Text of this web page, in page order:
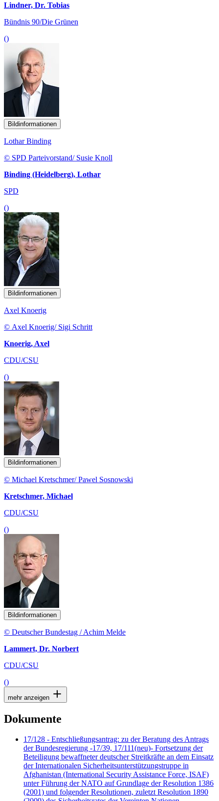
Lindner, Dr. Tobias
Bündnis 90/Die Grünen
()
Bildinformationen
Lothar Binding
© SPD Parteivorstand/ Susie Knoll
Binding (Heidelberg), Lothar
SPD
()
Bildinformationen
Axel Knoerig
© Axel Knoerig/ Sigi Schritt
Knoerig, Axel
CDU/CSU
()
Bildinformationen
© Michael Kretschmer/ Pawel Sosnowski
Kretschmer, Michael
CDU/CSU
()
Bildinformationen
© Deutscher Bundestag / Achim Melde
Lammert, Dr. Norbert
CDU/CSU
()
mehr anzeigen
Dokumente
17/128 - Entschließungsantrag: zu der Beratung des Antrags
der Bundesregierung -17/39, 17/111(neu)- Fortsetzung der
Beteiligung bewaffneter deutscher Streitkräfte an dem Einsatz
der Internationalen Sicherheitsunterstützungstruppe in
Afghanistan (International Security Assistance Force, ISAF)
unter Führung der NATO auf Grundlage der Resolution 1386
(2001) und folgender Resolutionen, zuletzt Resolution 1890